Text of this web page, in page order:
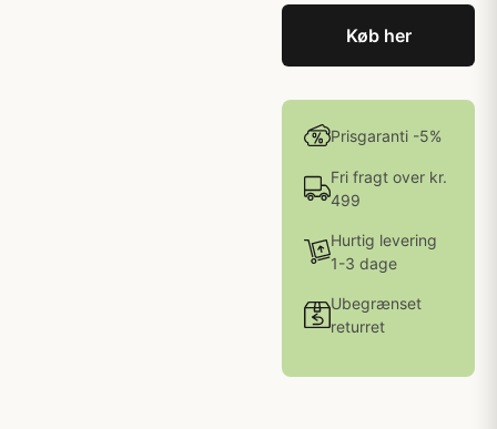
Køb her
Prisgaranti -5%
Fri fragt over kr.
499
Hurtig levering
1-3 dage
Ubegrænset
returret